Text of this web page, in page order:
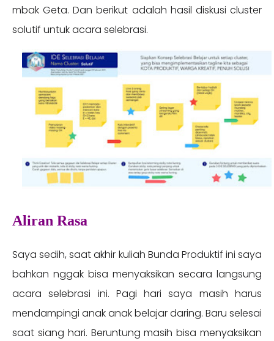
mbak Geta. Dan berikut adalah hasil diskusi cluster
solutif untuk acara selebrasi.
Aliran Rasa
Saya sedih, saat akhir kuliah Bunda Produktif ini saya
bahkan nggak bisa menyaksikan secara langsung
acara selebrasi ini. Pagi hari saya masih harus
mendampingi anak anak belajar daring. Baru selesai
saat siang hari. Beruntung masih bisa menyaksikan